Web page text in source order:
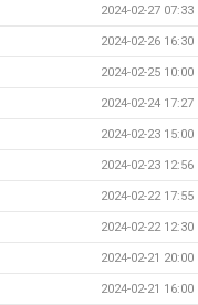
2024-02-27 07:33
2024-02-26 16:30
2024-02-25 10:00
2024-02-24 17:27
2024-02-23 15:00
2024-02-23 12:56
2024-02-22 17:55
2024-02-22 12:30
2024-02-21 20:00
2024-02-21 16:00